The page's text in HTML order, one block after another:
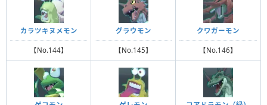
カラツキヌメモン
【No.144】
グラウモン
【No.145】
クワガーモン
【No.146】